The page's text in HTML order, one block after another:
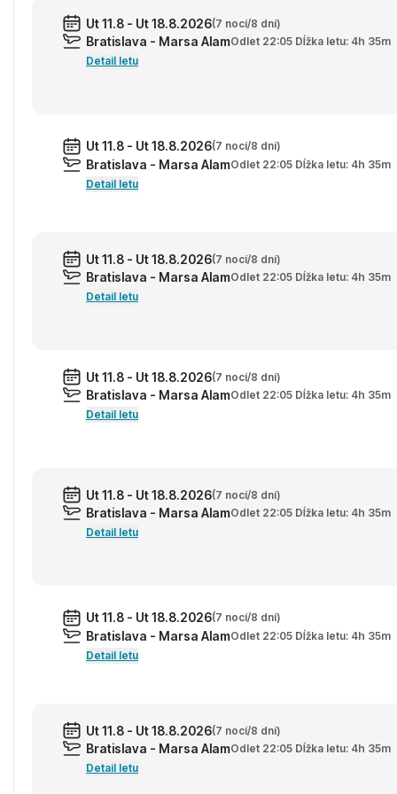
Ut 11.8 - Ut 18.8.2026(7 nocí/8 dní)
Bratislava - Marsa AlamOdlet 22:05 Dĺžka letu: 4h 35m
Detail letu
Ut 11.8 - Ut 18.8.2026(7 nocí/8 dní)
Bratislava - Marsa AlamOdlet 22:05 Dĺžka letu: 4h 35m
Detail letu
Ut 11.8 - Ut 18.8.2026(7 nocí/8 dní)
Bratislava - Marsa AlamOdlet 22:05 Dĺžka letu: 4h 35m
Detail letu
Ut 11.8 - Ut 18.8.2026(7 nocí/8 dní)
Bratislava - Marsa AlamOdlet 22:05 Dĺžka letu: 4h 35m
Detail letu
Ut 11.8 - Ut 18.8.2026(7 nocí/8 dní)
Bratislava - Marsa AlamOdlet 22:05 Dĺžka letu: 4h 35m
Detail letu
Ut 11.8 - Ut 18.8.2026(7 nocí/8 dní)
Bratislava - Marsa AlamOdlet 22:05 Dĺžka letu: 4h 35m
Detail letu
Ut 11.8 - Ut 18.8.2026(7 nocí/8 dní)
Bratislava - Marsa AlamOdlet 22:05 Dĺžka letu: 4h 35m
Detail letu